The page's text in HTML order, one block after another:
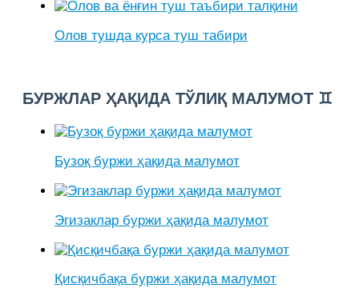
Олов тушда курса туш табири
БУРЖЛАР ҲАҚИДА ТЎЛИҚ МАЛУМОТ ♊
Бузоқ буржи ҳақида малумот
Эгизаклар буржи ҳақида малумот
Қисқичбақа буржи ҳақида малумот